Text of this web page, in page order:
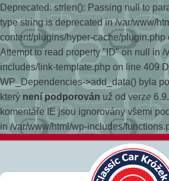
Deprecated: strlen(): Passing null to
type string is deprecated in /var/www/
content/plugins/hyper-cache/plugin.php
Attempt to read property "ID" on null in /
includes/link-template.php on line 409
WP_Dependencies->add_data() byla
který není podporován už od verze
komentáře IE jsou ignorovány všemi
in /var/www/html/wp-includes/